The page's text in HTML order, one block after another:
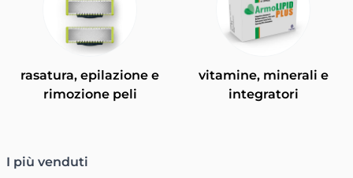
rasatura, epilazione e
rimozione peli
vitamine, minerali e
integratori
I più venduti